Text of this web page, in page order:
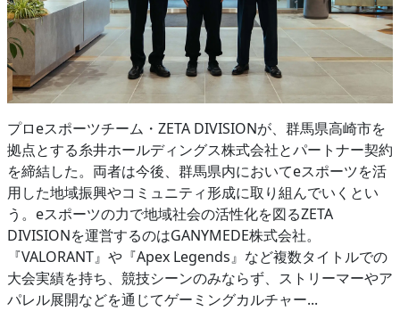
プロeスポーツチーム・ZETA DIVISIONが、群馬県高崎市を
拠点とする糸井ホールディングス株式会社とパートナー契約
を締結した。両者は今後、群馬県内においてeスポーツを活
用した地域振興やコミュニティ形成に取り組んでいくとい
う。eスポーツの力で地域社会の活性化を図るZETA
DIVISIONを運営するのはGANYMEDE株式会社。
『VALORANT』や『Apex Legends』など複数タイトルでの
大会実績を持ち、競技シーンのみならず、ストリーマーやア
パレル展開などを通じてゲーミングカルチャー...